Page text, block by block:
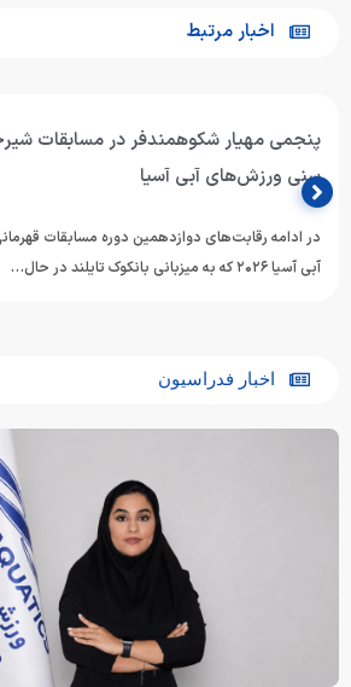
اخبار مرتبط
پنجمی مهیار شکوهمندفر در مسابقات
سنی ورزش‌های آبی آسیا
در ادامه رقابت‌های دوازدهمین دوره مسابقات
آبی آسیا ۲۰۲۶ که به میزبانی بانکوک تایلند در حال…
اخبار فدراسیون